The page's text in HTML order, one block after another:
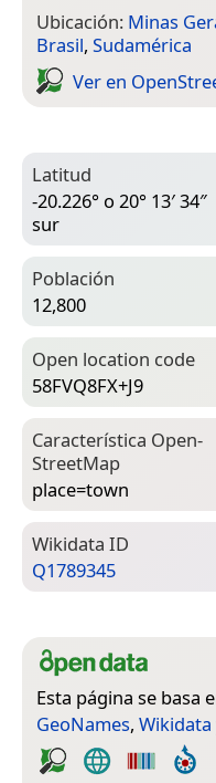
Ubicación: Minas
Brasil, Sudamérica
Ver en
Latitud
-20.226° o 20° 13′ 34″
sur
Población
12,800
Open location code
58FVQ8FX+J9
Característica Open­
Street­Map
place=­town
Wiki­data ID
Q1789345
Esta página se basa
GeoNames, Wikidata